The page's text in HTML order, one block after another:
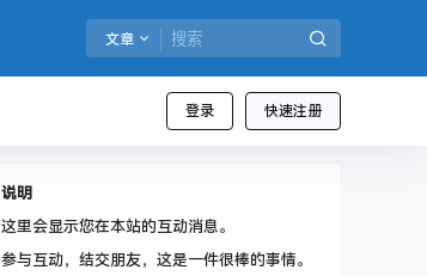
文章
登录 快速注册
说明
这里会显示您在本站的互动消息。
参与互动，结交朋友，这是一件很棒的事情。